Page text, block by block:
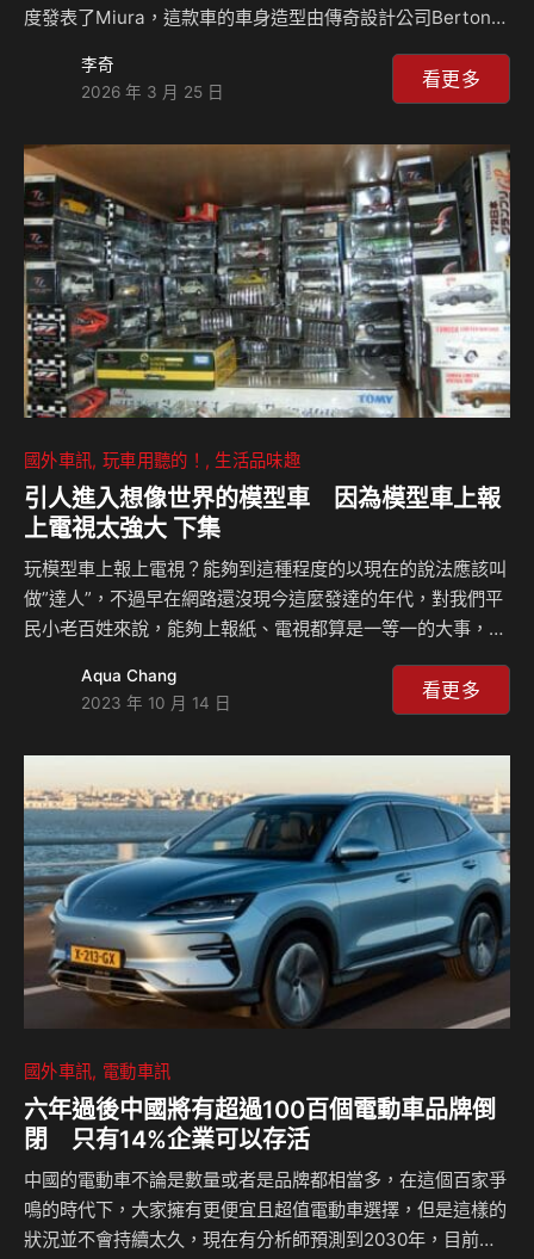
度發表了Miura，這款車的車身造型由傳奇設計公司Bertone
動力則搭載源自賽車設計、橫置於駕駛後方的V12引擎，這打
破傳統GT跑車設定的激進動力架構，創造出震撼當年的性能
壇首款採用中置引擎設定的市售超跑。 Miura不僅是另一款全
新的Lamborghini，更是這家年輕公司雄心壯志的宣言。
Miura在Lamborghini 汽車公司成立僅…
李奇
2026 年 3 月 25 日
看更多
國外車訊 玩車用聽的！ 生活品味趣
引人進入想像世界的模型車 因為模型車上報
上電視太強大 下集
玩模型車上報上電視？能夠到這種程度的以現在的說法應該叫
做”達人”，不過早在網路還沒現今這麼發達的年代，對我們平
民小老百姓來說，能夠上報紙、電視都算是一等一的大事，尤
車分別上了報紙和電視，當然得好好地和親朋好友炫耀一番，
這其間發生了什麼有趣的故事？一起來聽Celsior怎麼說？
cdzucOFOOY3CBe1w 相關新聞：
Aqua Chang
2023 年 10 月 14 日
看更多
國外車訊 電動車訊
六年過後中國將有超過100百個電動車品牌倒
閉 只有14%企業可以存活
中國的電動車不論是數量或者是品牌都相當多，在這個百家爭
鳴的時代下，大家擁有更便宜且超值電動車選擇，但是這樣的
狀況並不會持續太久，現在有分析師預測到2030年，目前在